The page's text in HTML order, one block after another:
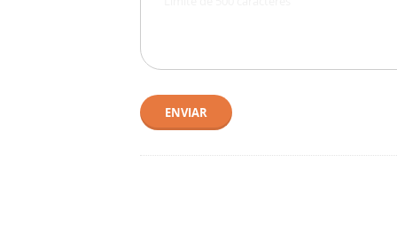
ENVIAR